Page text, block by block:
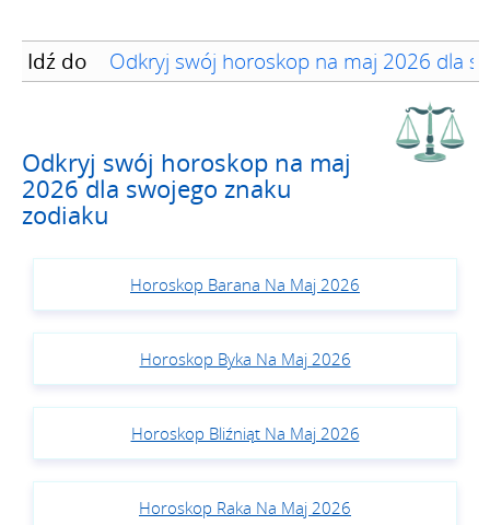
Idź do Odkryj swój horoskop na maj 2026 dla
Odkryj swój horoskop na maj
2026 dla swojego znaku
zodiaku
Horoskop Barana Na Maj 2026
Horoskop Byka Na Maj 2026
Horoskop Bliźniąt Na Maj 2026
Horoskop Raka Na Maj 2026